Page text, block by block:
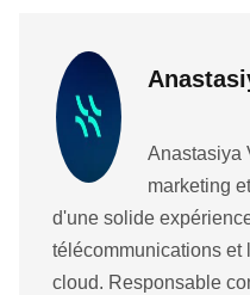
Anastasiya
marketing
d'une solide
télécommunications
cloud. Responsable